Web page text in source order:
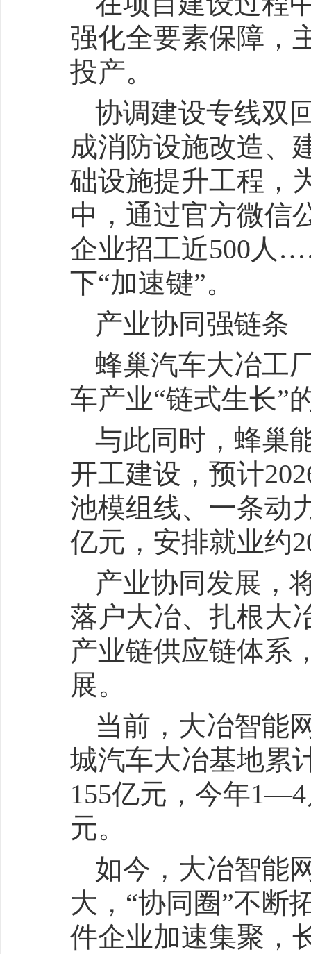
强化全要素保障，
投产。
协调建设专线双
成消防设施改造、
础设施提升工程，
中，通过官方微信
企业招工近500人
下“加速键”。
产业协同强链条
蜂巢汽车大冶工
车产业“链式生长”
与此同时，蜂巢
开工建设，预计
池模组线、一条动
亿元，安排就业约
产业协同发展，
落户大冶、扎根大
产业链供应链体系
展。
当前，大冶智能
城汽车大冶基地累
155亿元，今年
元。
如今，大冶智能
大，“协同圈”不断
件企业加速集聚，